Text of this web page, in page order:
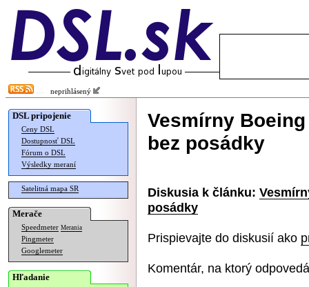
neprihlásený
DSL pripojenie
Ceny DSL
Dostupnosť DSL
Fórum o DSL
Výsledky meraní
Satelitná mapa SR
Merače
Speedmeter Merania
Pingmeter
Googlemeter
Hľadanie
Vesmírny
bez posádky
Diskusia k článku:
posádky
Prispievajte do diskusií ako
Komentár, na ktorý